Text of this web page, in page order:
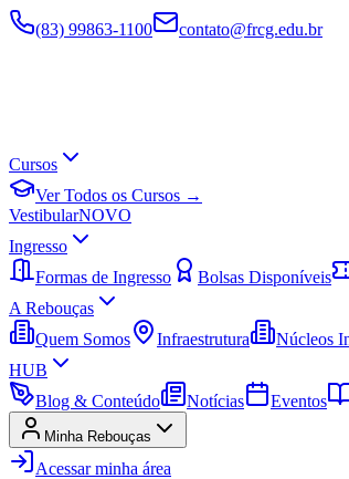
(83) 99863-1100 contato@frcg.edu.br
Cursos
Ver Todos os Cursos →
VestibularNOVO
Ingresso
Formas de Ingresso
Bolsas Disponíveis
A Rebouças
Quem Somos
Infraestrutura Núcleos
HUB
Blog & Conteúdo
Notícias Eventos
Minha Rebouças
Acessar minha área